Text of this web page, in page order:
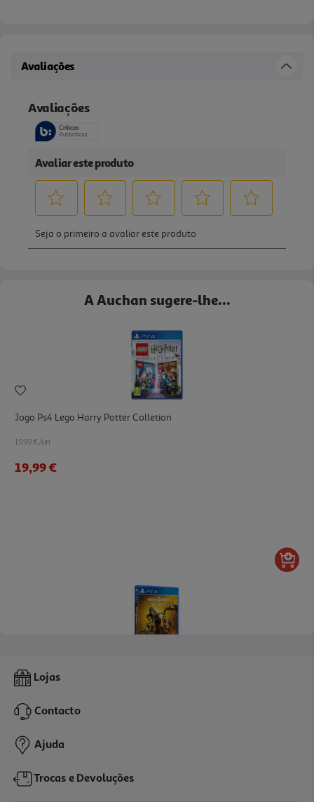
Avaliações
A Auchan sugere-lhe...
Jogo Ps4 Lego Harry Potter Colletion
19.99 €/un
19,99 €
Jogo Ps4 Mortal Kombat 11 Ultimate
29,89 €
Lojas
Contacto
Ajuda
Trocas e Devoluções